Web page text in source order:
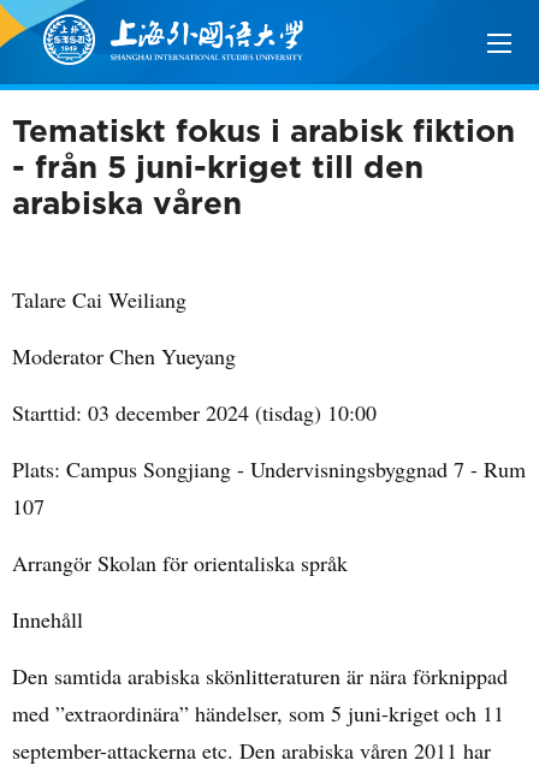
Tematiskt fokus i arabisk fiktion
- från 5 juni-kriget till den
arabiska våren
Talare Cai Weiliang
Moderator Chen Yueyang
Starttid: 03 december 2024 (tisdag) 10:00
Plats: Campus Songjiang - Undervisningsbyggnad 7 - Rum
107
Arrangör Skolan för orientaliska språk
Innehåll
Den samtida arabiska skönlitteraturen är nära förknippad
med ”extraordinära” händelser, som 5 juni-kriget och 11
september-attackerna etc. Den arabiska våren 2011 har